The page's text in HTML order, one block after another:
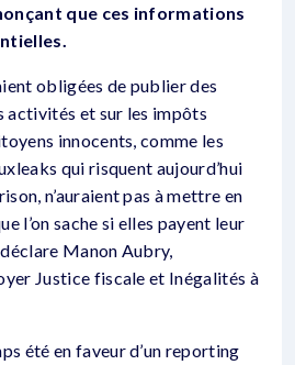
que ces informations
obligées de publier des
activités et sur les impôts
innocents, comme les
qui risquent aujourd’hui
n’auraient pas à mettre en
l’on sache si elles payent leur
Manon Aubry,
Justice fiscale et Inégalités à
été en faveur d’un reporting